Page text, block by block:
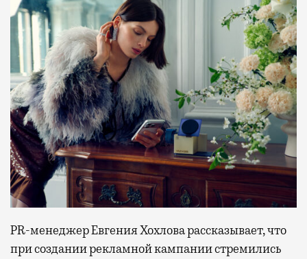
PR-менеджер Евгения Хохлова рассказывает, что
при создании рекламной кампании стремились